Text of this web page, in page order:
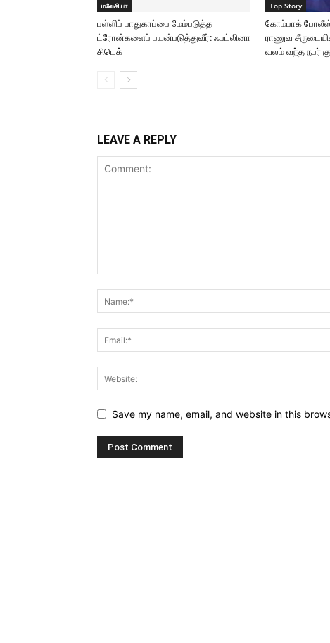
மலேசியா
பள்ளிப் பாதுகாப்பை மேம்படுத்த
ட்ரோன்களைப் பயன்படுத்துவீர்: ஃபட்லினா
சிடெக்
Top Story
கோம்பாக் போலீஸ்
ராணுவ
வலம் வந்த நபர்
LEAVE A REPLY
Save my name, email, and website in this